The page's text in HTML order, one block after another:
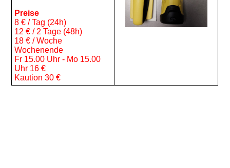
Preise
8 € / Tag (24h)
12 € / 2 Tage (48h)
18 € / Woche
Wochenende
Fr 15.00 Uhr - Mo 15.00
Uhr 16 €
Kaution 30 €